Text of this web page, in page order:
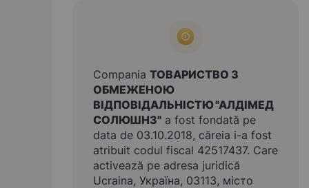
Compania ТОВАРИСТВО З
ОБМЕЖЕНОЮ
ВІДПОВІДАЛЬНІСТЮ "АЛДІМЕД
СОЛЮШНЗ" a fost fondată pe
data de 03.10.2018, căreia i-a fost
atribuit codul fiscal 42517437. Care
activează pe adresa juridică
Ucraina, Україна, 03113, місто